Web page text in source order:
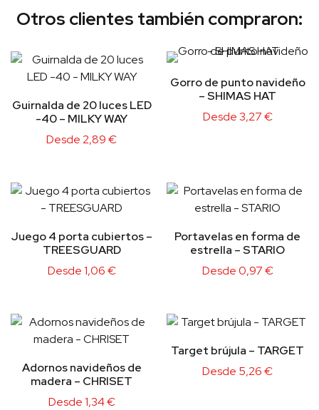
Otros clientes también compraron:
Guirnalda de 20 luces LED
-40 – MILKY WAY
Desde2,89€
Gorro de punto navideño
– SHIMAS HAT
Desde3,27€
Juego 4 porta cubiertos –
TREESGUARD
Desde1,06€
Portavelas en forma de
estrella – STARIO
Desde0,97€
Adornos navideños de
madera – CHRISET
Desde1,34€
Target brújula – TARGET
Desde 5,26€